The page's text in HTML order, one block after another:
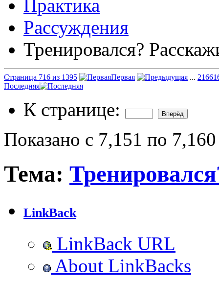
Практика
Рассуждения
Тренировался?
Страница 716 из 1395 Первая ... 216
Последняя
К странице:
Показано с 7,151 по
Тема:
LinkBack
LinkBack URL
About LinkBacks